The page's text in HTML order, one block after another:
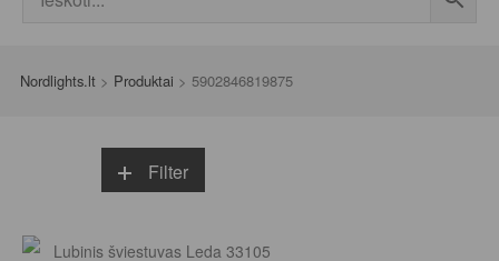
Nordlights.lt > Produktai > 5902846819875
Filter